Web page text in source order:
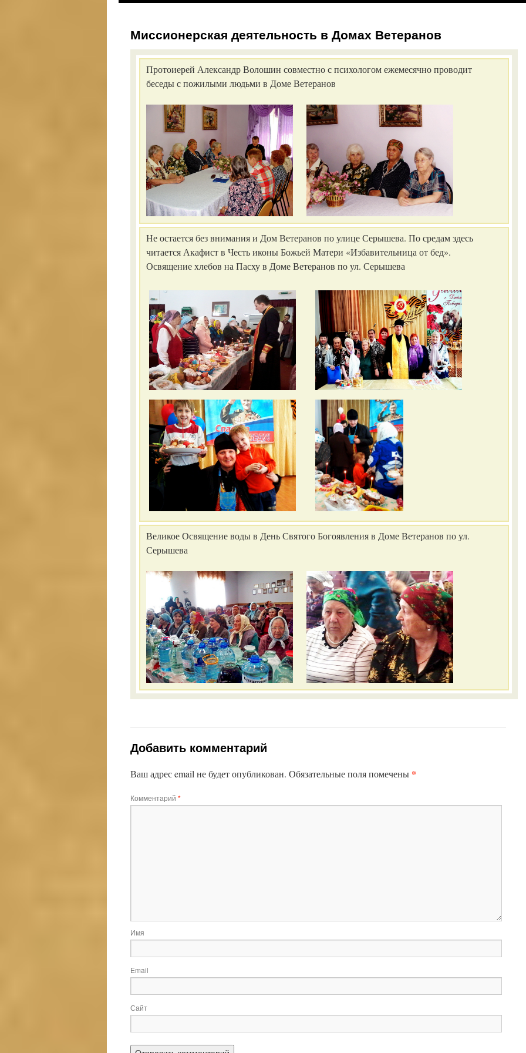
содержимому
Миссионерская деятельность в Домах Ветеранов
Протоиерей Александр Волошин совместно с психологом ежемесячно проводит
беседы с пожилыми людьми в Доме Ветеранов
Не остается без внимания и Дом Ветеранов по улице Серышева. По средам здесь
читается Акафист в Честь иконы Божьей Матери «Избавительница от бед».
Освящение хлебов на Пасху в Доме Ветеранов по ул. Серышева
Великое Освящение воды в День Святого Богоявления в Доме Ветеранов по ул.
Серышева
Добавить комментарий
Ваш адрес email не будет опубликован. Обязательные поля помечены *
Комментарий *
Имя
Email
Сайт